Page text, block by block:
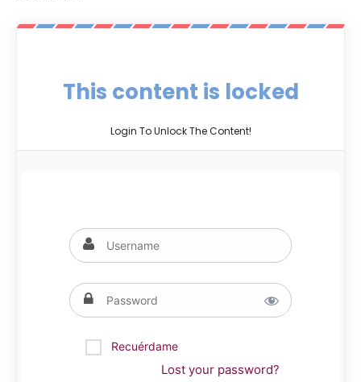
This content is locked
Login To Unlock The Content!
Recuérdame
Lost your password?